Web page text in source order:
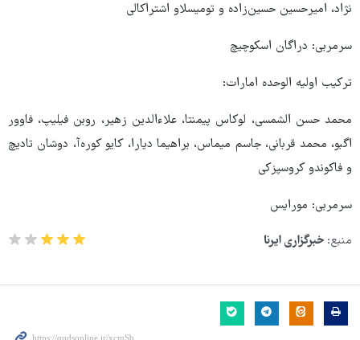
نژاد، امیرحسین حسین‌زاده و تومیسلاو اشتراکالی
سرمربی: دراگان اسکوچیچ
ترکیب اولیه الوحده امارات:
محمد حسن الشمسی، لوکاس پیمنتا، علاءالدین زهیر، روبن فیلیپ، فاوور
اگبو، محمد قربانی، جاسم میماس، براهیما دیارا، کایو کوره‌آ، دوشان تادیچ
و فاکوندو کروسپزکی
سرمربی: مورایس
منبع: خبرگزاری ایرنا